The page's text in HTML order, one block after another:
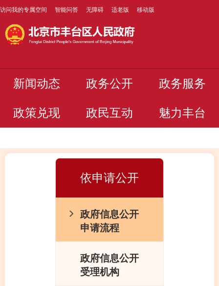
访问我的专属空间 智能问答 无障碍 适老版 移动版
新闻动态 政务公开 政务服务
政策兑现 政民互动 魅力丰台
依申请公开
政府信息公开
申请流程
政府信息公开
受理机构